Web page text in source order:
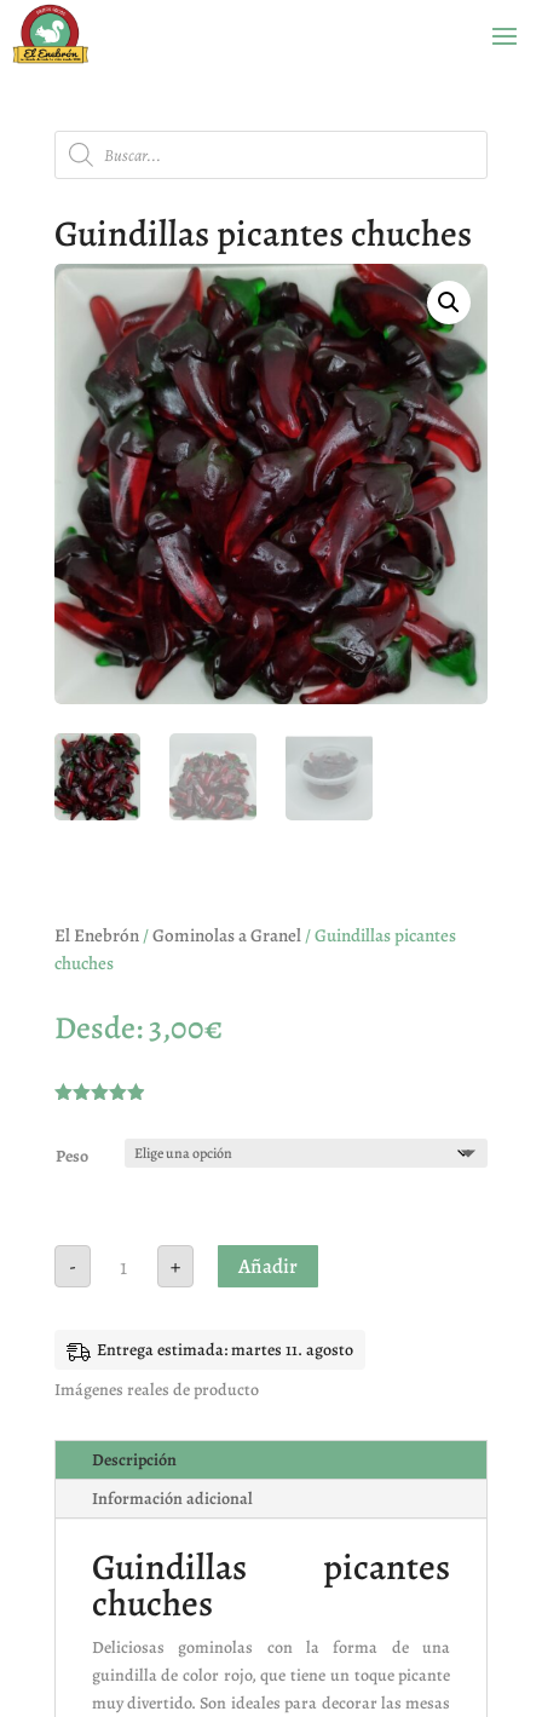
Búsqueda
de
productos
Guindillas picantes chuches
El Enebrón/Gominolas a Granel/ Guindillas picantes
chuches
Desde:3,00€
5 en base
a
Peso
-
Guindillas
picantes + Añadir
Entrega estimada: martes 11. agosto
Imágenes reales de producto
Descripción
Información adicional
Guindillas picantes
chuches
Deliciosas gominolas con la forma de una
guindilla de color rojo, que tiene un toque picante
muy divertido. Son ideales para decorar las mesas